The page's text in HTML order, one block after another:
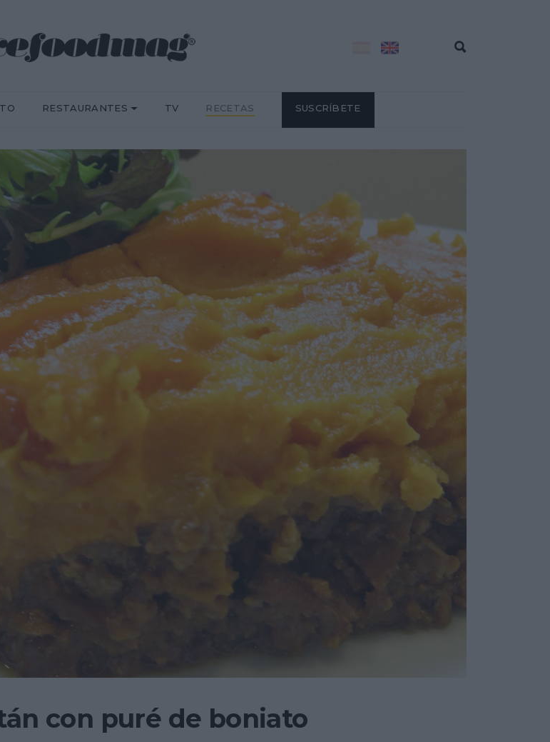
RESTAURANTES TV RECETAS SUSCRÍBETE
con puré de boniato